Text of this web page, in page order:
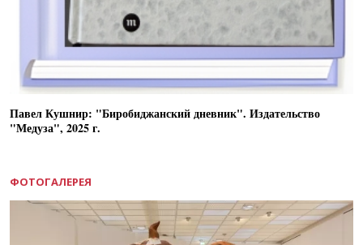
Павел Кушнир: "Биробиджанский дневник". Издательство
"Медуза", 2025 г.
ФОТОГАЛЕРЕЯ